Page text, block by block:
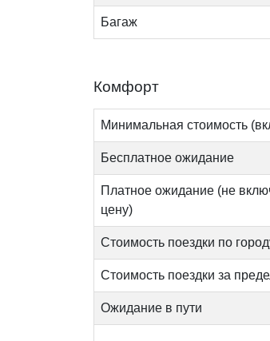
Багаж
Комфорт
Минимальная стоимость
Бесплатное ожидание
Платное ожидание (не
цену)
Стоимость поездки по
Стоимость поездки за
Ожидание в пути